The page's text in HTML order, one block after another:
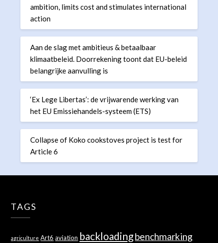
ambition, limits cost and stimulates international
action
Aan de slag met ambitieus & betaalbaar
klimaatbeleid. Doorrekening toont dat EU-beleid
belangrijke aanvulling is
‘Ex Lege Libertas’: de vrijwarende werking van
het EU Emissiehandels-systeem (ETS)
Collapse of Koko cookstoves project is test for
Article 6
TAGS
agriculture Art6 aviation backloadingbenchmarking